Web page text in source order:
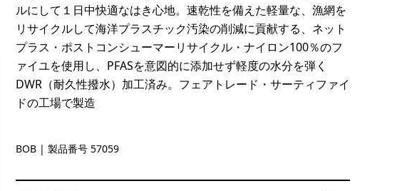
ルにして１日中快適なはき心地。速乾性を備えた軽量な、漁網を
リサイクルして海洋プラスチック汚染の削減に貢献する、ネット
プラス・ポストコンシューマーリサイクル・ナイロン100％のフ
ァイユを使用し、PFASを意図的に添加せず軽度の水分を弾く
DWR（耐久性撥水）加工済み。フェアトレード・サーティファイ
ドの工場で製造
Black w/Black
BOB | 製品番号 57059